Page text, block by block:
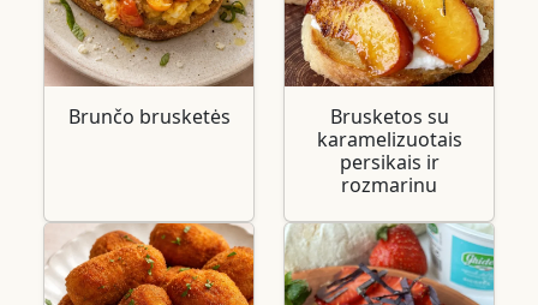
Brunčo brusketės
Brusketos su
karamelizuotais
persikais ir
rozmarinu